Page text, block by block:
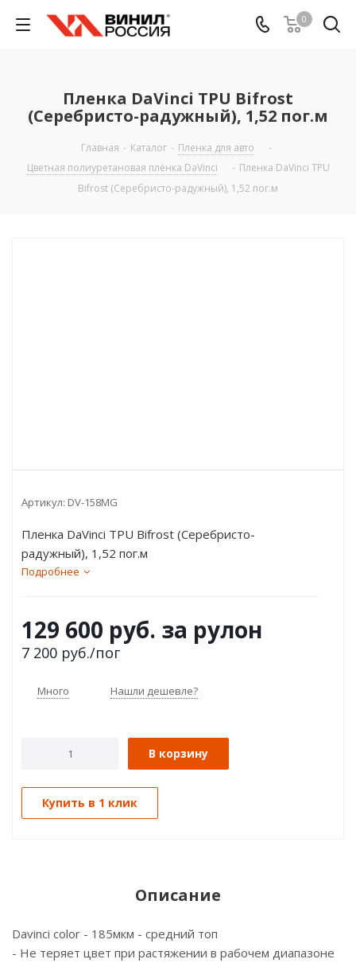
0
Пленка DaVinci TPU Bifrost
(Серебристо-радужный), 1,52 пог.м
Главная - Каталог - Пленка для авто
-
Цветная полиуретановая плёнка DaVinci
- Пленка DaVinci TPU
Bifrost (Серебристо-радужный), 1,52 пог.м
Артикул: DV-158MG
Пленка DaVinci TPU Bifrost (Серебристо-
радужный), 1,52 пог.м
Подробнее
129 600 руб. за рулон
7 200 руб./пог
Много Нашли дешевле?
В корзину
Купить в 1 клик
Описание
Davinci color - 185мкм - средний топ
- Не теряет цвет при растяжении в рабочем диапазоне